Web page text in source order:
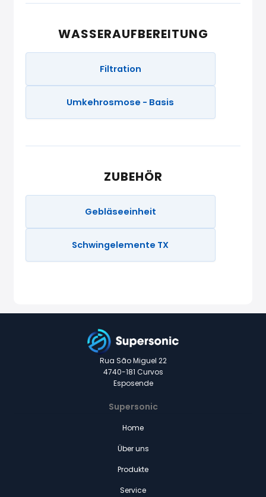
WASSERAUFBEREITUNG
Filtration
Umkehrosmose - Basis
ZUBEHÖR
Gebläseeinheit
Schwingelemente TX
Rua São Miguel 22
4740-181 Curvos
Esposende
Supersonic
Home
Über uns
Produkte
Service